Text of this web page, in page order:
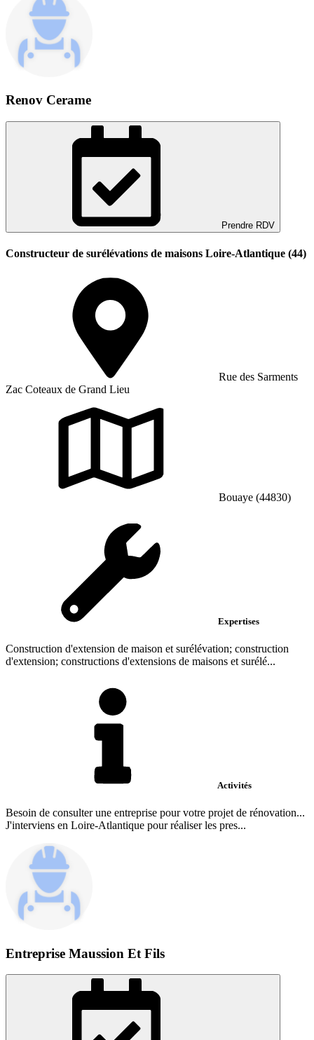
Renov Cerame
Prendre RDV
Constructeur de surélévations de maisons Loire-Atlantique (44)
Rue des Sarments
Zac Coteaux de Grand Lieu
Bouaye (44830)
Expertises
Construction d'extension de maison et surélévation; construction
d'extension; constructions d'extensions de maisons et surélé...
Activités
Besoin de consulter une entreprise pour votre projet de rénovation...
J'interviens en Loire-Atlantique pour réaliser les pres...
Entreprise Maussion Et Fils